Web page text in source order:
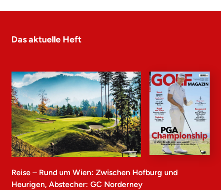
Das aktuelle Heft
Reise – Rund um Wien: Zwischen Hofburg und
Heurigen, Abstecher: GC Norderney